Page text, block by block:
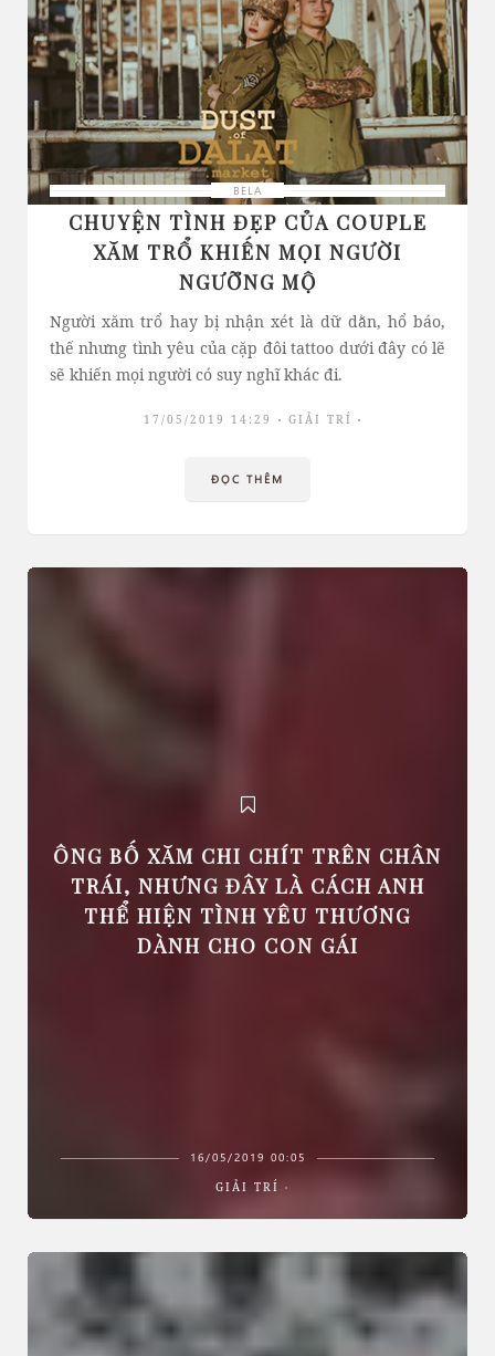
BELA
CHUYỆN TÌNH ĐẸP CỦA COUPLE
XĂM TRỔ KHIẾN MỌI NGƯỜI
NGƯỠNG MỘ
Người xăm trổ hay bị nhận xét là dữ dằn, hổ báo,
thế nhưng tình yêu của cặp đôi tattoo dưới đây có lẽ
sẽ khiến mọi người có suy nghĩ khác đi.
17/05/2019 14:29 GIẢI TRÍ
ĐỌC THÊM
ÔNG BỐ XĂM CHI CHÍT TRÊN CHÂN
TRÁI, NHƯNG ĐÂY LÀ CÁCH ANH
THỂ HIỆN TÌNH YÊU THƯƠNG
DÀNH CHO CON GÁI
16/05/2019 00:05
GIẢI TRÍ